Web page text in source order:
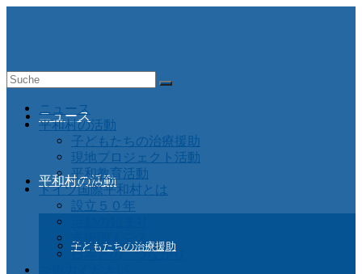
ニュース
平和村の活動
子どもたちの治療援助
Suche
ニュース
平和村の活動
子どもたちの治療援助
現地プロジェクト活動
平和教育活動
ドイツ国際平和村とは
設立５０年
支援国Ａ－Ｚ
日本との つながり